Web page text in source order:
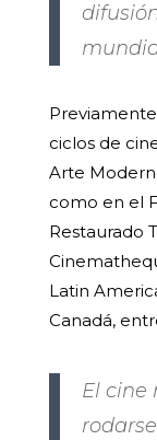
ciclos de
Arte
como en el
Restaurado
Latin
Canadá,
El cine